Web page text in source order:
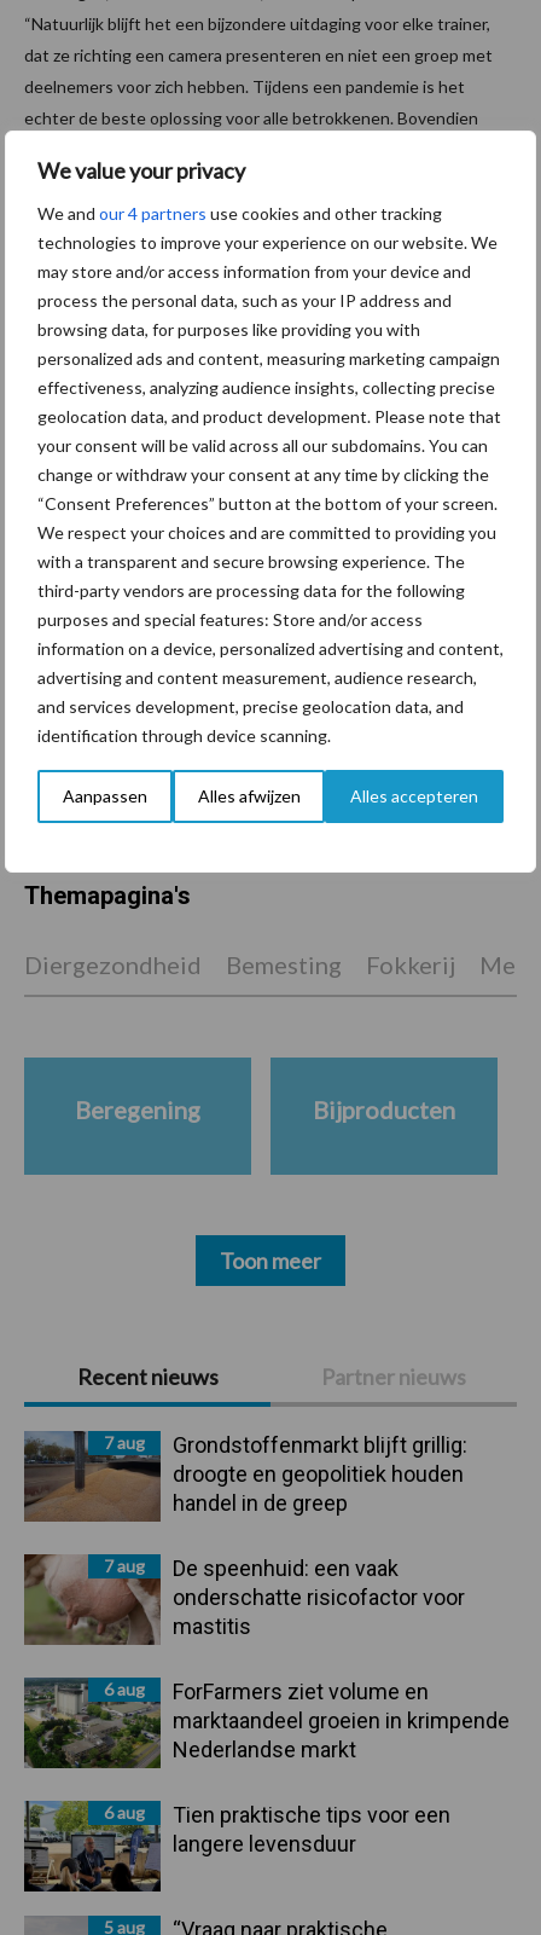
We value your privacy
We and our 4 partners use cookies and other tracking
technologies to improve your experience on our website. We
may store and/or access information from your device and
process the personal data, such as your IP address and
browsing data, for purposes like providing you with
personalized ads and content, measuring marketing campaign
effectiveness, analyzing audience insights, collecting precise
geolocation data, and product development. Please note that
your consent will be valid across all our subdomains. You can
change or withdraw your consent at any time by clicking the
“Consent Preferences” button at the bottom of your screen.
We respect your choices and are committed to providing you
with a transparent and secure browsing experience. The
third-party vendors are processing data for the following
purposes and special features: Store and/or access
information on a device, personalized advertising and content,
advertising and content measurement, audience research,
and services development, precise geolocation data, and
identification through device scanning.
Aanpassen Alles afwijzen Alles accepteren
“Natuurlijk blijft het een bijzondere uitdaging voor elke trainer,
dat ze richting een camera presenteren en niet een groep met
deelnemers voor zich hebben. Tijdens een pandemie is het
echter de beste oplossing voor alle betrokkenen. Bovendien
ook in de toekomst online scholingsvarianten in ons
trainingsprogramma te integreren.
Primaire
Sidebar
Recent nieuws Partner nieuws
7 aug
Grondstoffenmarkt blijft grillig:
droogte en geopolitiek houden
handel in de greep
7 aug
De speenhuid: een vaak
onderschatte risicofactor voor
mastitis
6 aug
ForFarmers ziet volume en
marktaandeel groeien in krimpende
Nederlandse markt
6 aug
Tien praktische tips voor een
langere levensduur
5 aug
Aanbevolen voor jou!
Grondstoffenmarkt blijft
grillig: droogte en
geopolitiek houden handel
in de greep
De speenhuid: een vaak
onderschatte risicofactor
voor mastitis
ForFarmers ziet volume en
marktaandeel groeien in
markt
Themapagina's
Diergezondheid Bemesting Fokkerij
Beregening Bijproducten
Toon meer